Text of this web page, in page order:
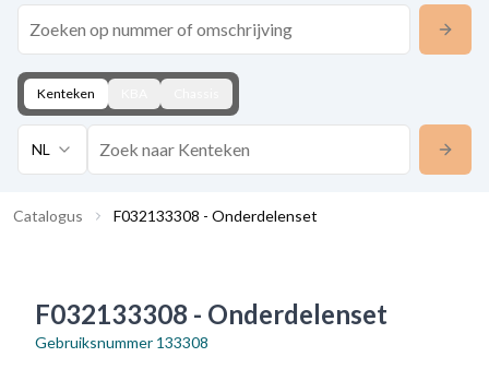
Kenteken
NL
Catalogus F032133308 - Onderdelenset
F032133308 - Onderdelenset
Gebruiksnummer 133308